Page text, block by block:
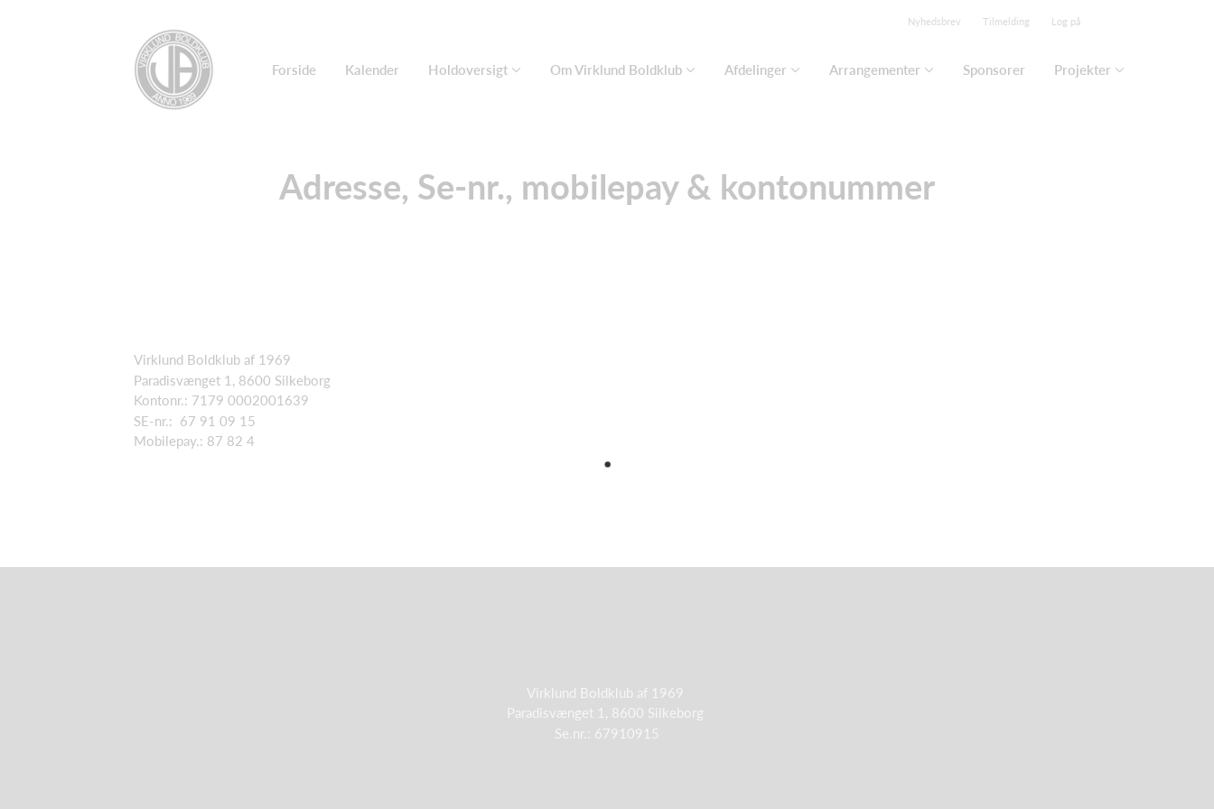
Nyhedsbrev Tilmelding Log på
Forside Kalender Holdoversigt Om Virklund Boldklub Afdelinger Arrangementer Sponsorer Projekter
Adresse, Se-nr., mobilepay & kontonummer
Virklund Boldklub af 1969
Paradisvænget 1, 8600 Silkeborg
Kontonr.: 7179 0002001639
SE-nr.: 67 91 09 15
Mobilepay.: 87 82 4
Virklund Boldklub af 1969
Paradisvænget 1, 8600 Silkeborg
Se.nr.: 67910915